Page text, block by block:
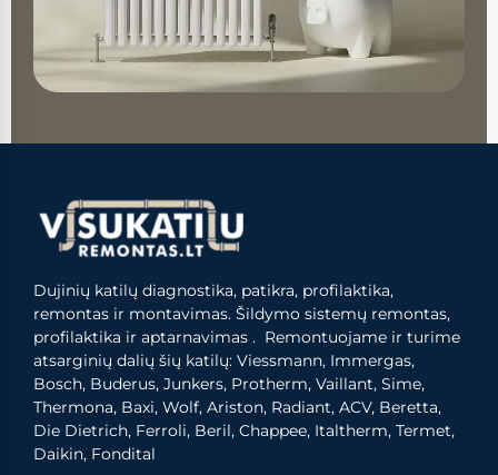
Dujinių katilų diagnostika, patikra, profilaktika,
remontas ir montavimas. Šildymo sistemų remontas,
profilaktika ir aptarnavimas . Remontuojame ir turime
atsarginių dalių šių katilų: Viessmann, Immergas,
Bosch, Buderus, Junkers, Protherm, Vaillant, Sime,
Thermona, Baxi, Wolf, Ariston, Radiant, ACV, Beretta,
Die Dietrich, Ferroli, Beril, Chappee, Italtherm, Termet,
Daikin, Fondital